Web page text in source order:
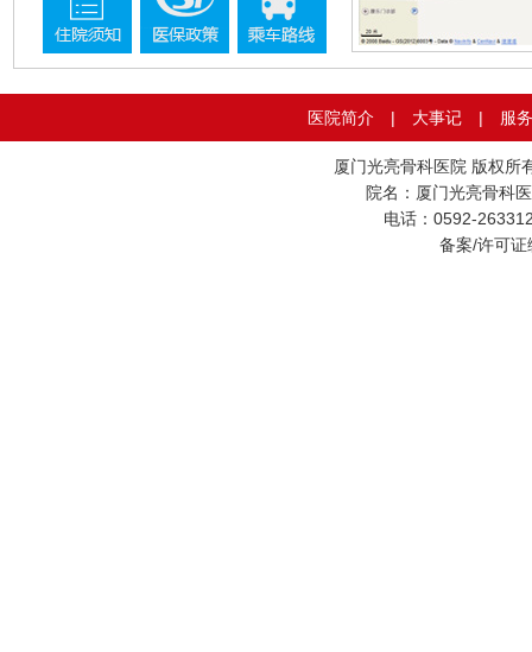
医院简介 | 大事记 | 服
厦门光亮骨科医院 版权
院名：厦门光亮骨
电话：0592-
备案/许可